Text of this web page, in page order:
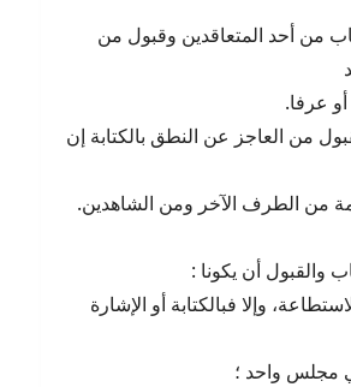
من أحد المتعاقدين وقبول من
عرفا.
من العاجز عن النطق بالكتابة إن
من الطرف الآخر ومن الشاهدين.
والقبول أن يكونا :
وإلا فبالكتابة أو الإشارة